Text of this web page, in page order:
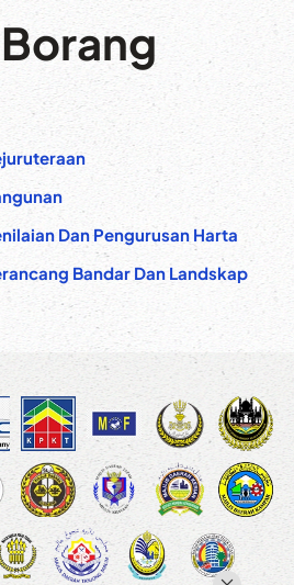
Dan Pengurusan Harta
Bandar Dan Landskap